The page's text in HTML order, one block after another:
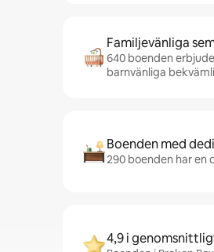
Familjevänliga
640 boenden
barnvänliga
Boenden med
290 boenden har
4,9 i